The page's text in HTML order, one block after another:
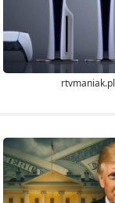
rtvmaniak.pl